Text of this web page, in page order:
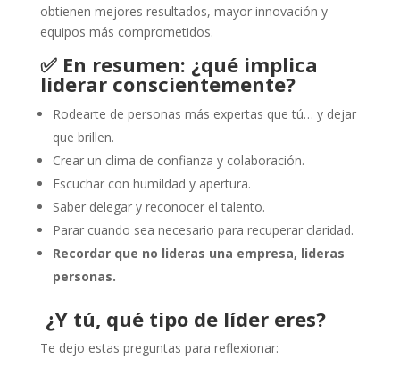
obtienen mejores resultados, mayor innovación y
equipos más comprometidos.
✅ En resumen: ¿qué implica
liderar conscientemente?
Rodearte de personas más expertas que tú… y dejar
que brillen.
Crear un clima de confianza y colaboración.
Escuchar con humildad y apertura.
Saber delegar y reconocer el talento.
Parar cuando sea necesario para recuperar claridad.
Recordar que no lideras una empresa, lideras
personas.
¿Y tú, qué tipo de líder eres?
Te dejo estas preguntas para reflexionar: